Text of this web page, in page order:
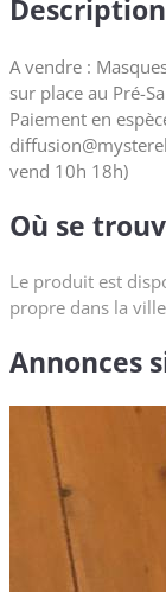
Description
A vendre :
sur place au Pré-
Paiement en
vend 10h 18h)
Où se
Le produit est
propre dans la
Annonces